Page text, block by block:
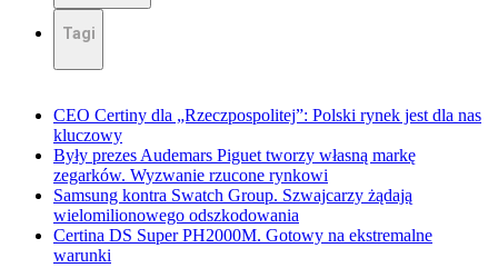
Tagi
CEO Certiny dla „Rzeczpospolitej”: Polski rynek jest dla nas
kluczowy
Były prezes Audemars Piguet tworzy własną markę
zegarków. Wyzwanie rzucone rynkowi
Samsung kontra Swatch Group. Szwajcarzy żądają
wielomilionowego odszkodowania
Certina DS Super PH2000M. Gotowy na ekstremalne
warunki